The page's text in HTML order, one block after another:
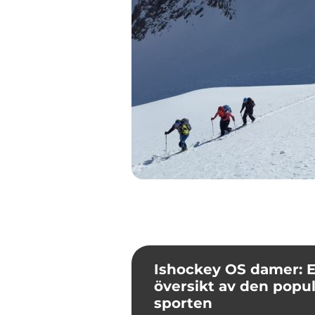
Ishockey OS damer:
översikt av den
sporten